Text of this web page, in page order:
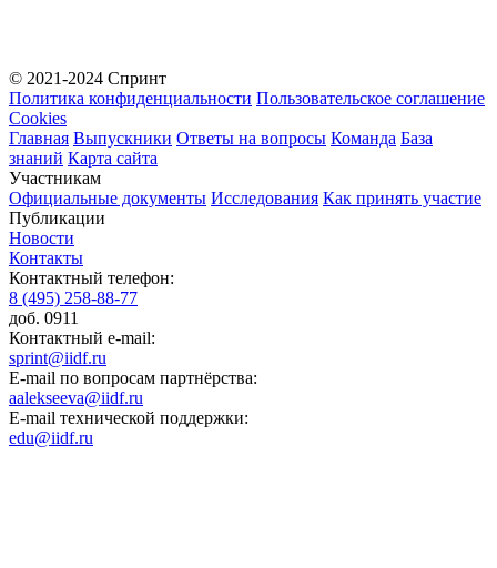
© 2021-2024 Спринт
Политика конфиденциальности Пользовательское соглашение
Cookies
Главная Выпускники Ответы на вопросы Команда База
знаний Карта сайта
Участникам
Официальные документы Исследования Как принять участие
Публикации
Новости
Контакты
Контактный телефон:
8 (495) 258-88-77
доб. 0911
Контактный e-mail:
sprint@iidf.ru
E-mail по вопросам партнёрства:
aalekseeva@iidf.ru
E-mail технической поддержки:
edu@iidf.ru